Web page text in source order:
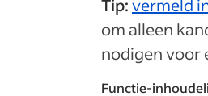
Tip:vermeld
om alleen
nodigen voor
Functie-